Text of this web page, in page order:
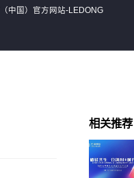
（中国）官方网站-LEDONG
相关推荐